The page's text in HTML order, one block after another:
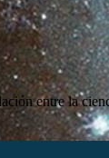
entre la